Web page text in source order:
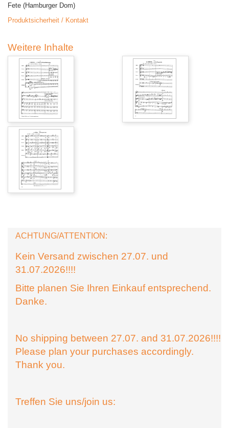
Fete (Hamburger Dom)
Produktsicherheit / Kontakt
Weitere Inhalte
ACHTUNG/ATTENTION:
Kein Versand zwischen 27.07. und
31.07.2026!!!!
Bitte planen Sie Ihren Einkauf entsprechend.
Danke.
No shipping between 27.07. and 31.07.2026!!!!
Please plan your purchases accordingly.
Thank you.
Treffen Sie uns/join us: